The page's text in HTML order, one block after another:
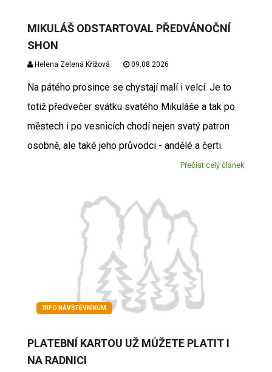
MIKULÁŠ ODSTARTOVAL PŘEDVÁNOČNÍ
SHON
Helena Zelená Křížová 09.08.2026
Na pátého prosince se chystají malí i velcí. Je to
totiž předvečer svátku svatého Mikuláše a tak po
městech i po vesnicích chodí nejen svatý patron
osobně, ale také jeho průvodci - andělé a čerti.
Přečíst celý článek
INFO NÁVŠTĚVNÍKŮM
PLATEBNÍ KARTOU UŽ MŮŽETE PLATIT I
NA RADNICI